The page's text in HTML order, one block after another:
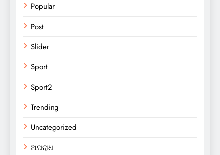
Popular
Post
Slider
Sport
Sport2
Trending
Uncategorized
ଅପରାଧ